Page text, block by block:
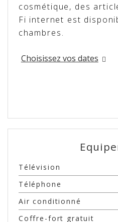
cosmétique, des
Fi internet est
chambres.
Choisissez vos dates
Télévision
Téléphone
Air conditionné
Coffre-fort gratuit